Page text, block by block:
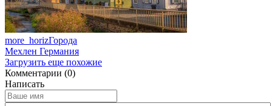
more_horizГорода
Мехлен Германия
Загрузить еще похожие
Комментарии (0)
Написать